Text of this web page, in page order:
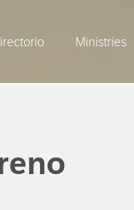
Ministries